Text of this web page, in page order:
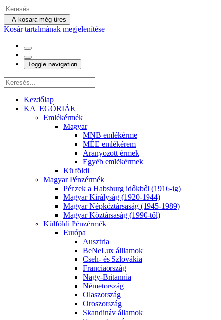
A kosara még üres
Kosár tartalmának megjelenítése
Toggle navigation
Kezdőlap
KATEGÓRIÁK
Emlékérmék
Magyar
MNB emlékérme
MÉE emlékérem
Aranyozott érmek
Egyéb emlékérmek
Külföldi
Magyar Pénzérmék
Pénzek a Habsburg időkből (1916-ig)
Magyar Királyság (1920-1944)
Magyar Népköztársaság (1945-1989)
Magyar Köztársaság (1990-től)
Külföldi Pénzérmék
Európa
Ausztria
BeNeLux álllamok
Cseh- és Szlovákia
Franciaország
Nagy-Britannia
Németország
Olaszország
Oroszország
Skandináv államok